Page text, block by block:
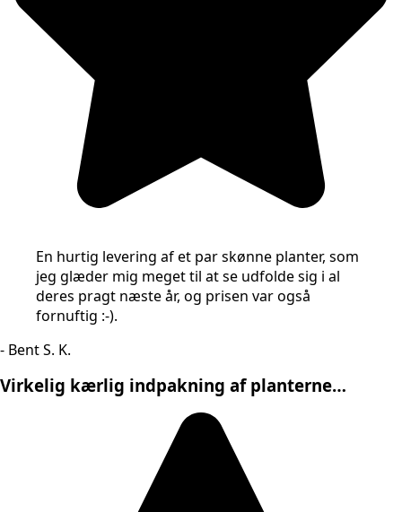
En hurtig levering af et par skønne planter, som
jeg glæder mig meget til at se udfolde sig i al
deres pragt næste år, og prisen var også
fornuftig :-).
- Bent S. K.
Virkelig kærlig indpakning af planterne…